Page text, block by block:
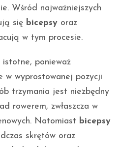
Wśród najważniejszych
się bicepsy oraz
w tym procesie.
istotne, ponieważ
w wyprostowanej pozycji
trzymania jest niezbędny
rowerem, zwłaszcza w
Natomiast bicepsy
skrętów oraz